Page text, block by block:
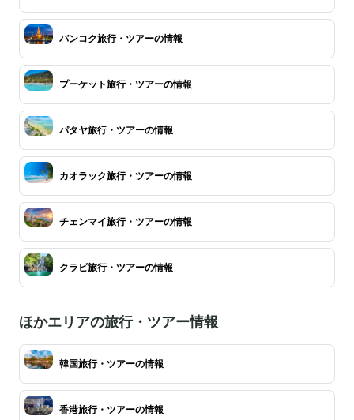
バンコク旅行・ツアーの情報
プーケット旅行・ツアーの情報
パタヤ旅行・ツアーの情報
カオラック旅行・ツアーの情報
チェンマイ旅行・ツアーの情報
クラビ旅行・ツアーの情報
ほかエリアの旅行・ツアー情報
韓国旅行・ツアーの情報
香港旅行・ツアーの情報